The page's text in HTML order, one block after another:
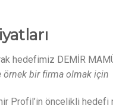
hedefimiz DEMİR
örnek bir firma olmak için
Profil’in öncelikli